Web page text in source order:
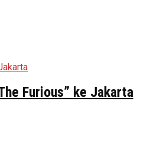
Furious” ke Jakarta